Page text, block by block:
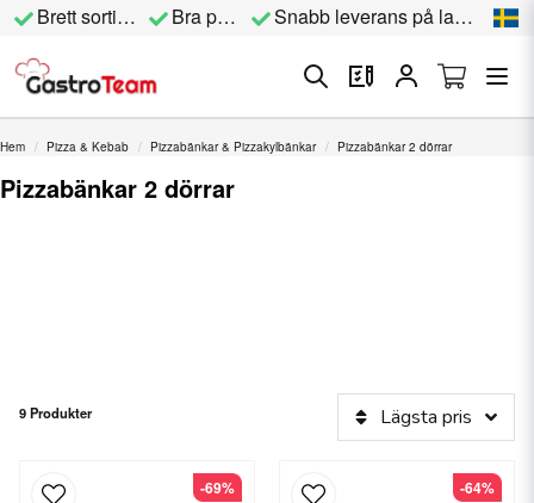
Brett sortiment Bra priser Snabb leverans på lagervara
Hem Pizza & Kebab Pizzabänkar & Pizzakylbänkar Pizzabänkar 2 dörrar
Pizzabänkar 2 dörrar
9 Produkter Lägsta pris
-69% -64%